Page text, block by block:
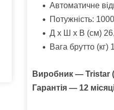
Автоматичне
Потужність:
Д х Ш х В (см)
Вага брутто (кг)
Виробник ― Tristar
Гарантія ― 12